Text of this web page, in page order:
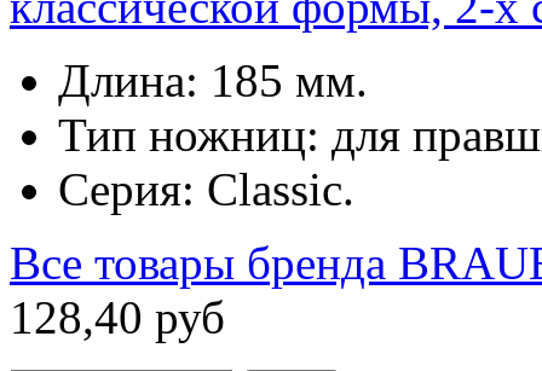
Длина: 185 мм.
Тип ножниц: для
Серия: Classic.
Все товары бренда
128,40 руб